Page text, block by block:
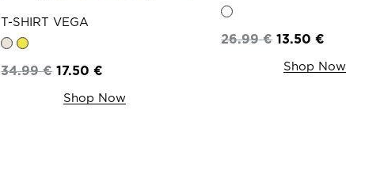
T-SHIRT VEGA
34.99€ 17.50€
Shop Now
26.99€ 13.50€
Shop Now